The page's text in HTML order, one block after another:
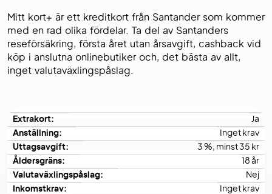
Mitt kort+ är ett kreditkort från Santander som kommer
med en rad olika fördelar. Ta del av Santanders
reseförsäkring, första året utan årsavgift, cashback vid
köp i anslutna onlinebutiker och, det bästa av allt,
inget valutaväxlingspåslag.
Extrakort:
Ja
Anställning:
Inget krav
Uttagsavgift:
3 %, minst 35 kr
Åldersgräns:
18 år
Valutaväxlingspåslag:
Nej
Inkomstkrav:
Inget krav